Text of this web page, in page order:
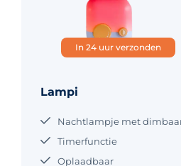
In 24 uur verzonden
Lampi
Nachtlampje met
Timerfunctie
Oplaadbaar